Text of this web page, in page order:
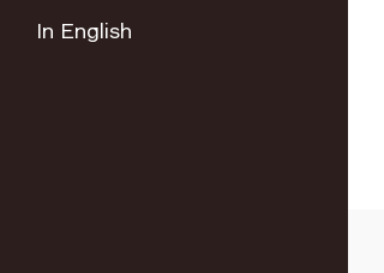
In English